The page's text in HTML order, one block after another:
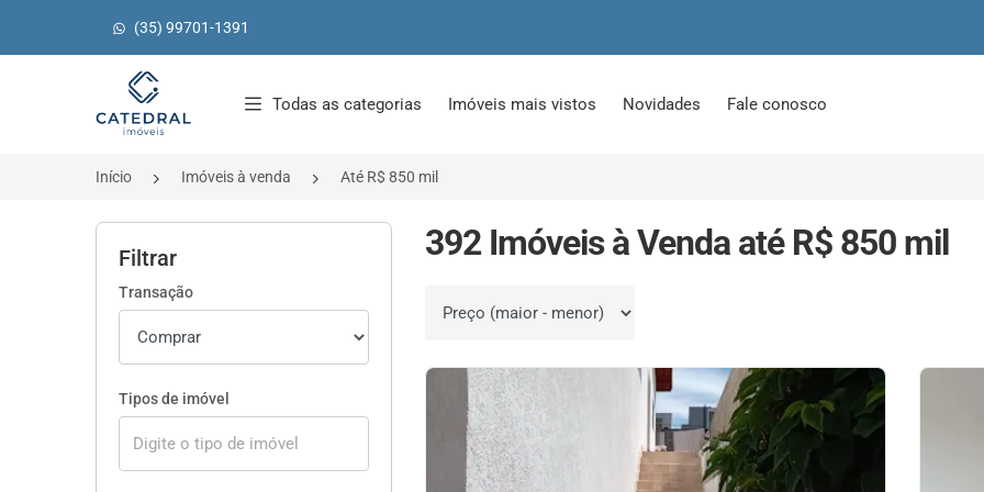
(35) 99701-1391
Página inicial
Todas as categorias Imóveis mais vistos Novidades Fale conosco
Início Imóveis à venda Até R$ 850 mil
Filtrar
Transação
Tipos de imóvel
392 Imóveis à Venda até R$ 850 mil
Ordenar por